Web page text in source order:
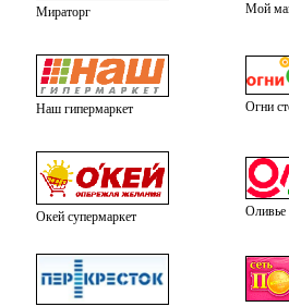
Мираторг Мой
Наш гипермаркет Огни
Окей супермаркет Оливье